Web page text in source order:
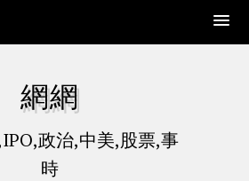
網網
政治,中美,股票,事
時